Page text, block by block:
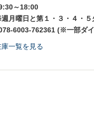
～18:00
週月曜日と第１・３・４・
6003-762361 (※一部ダ
一覧を見る